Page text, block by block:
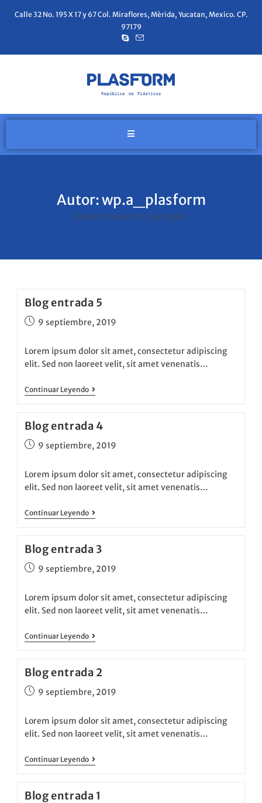
Calle 32 No. 195 X 17 y 67 Col. Miraflores, Mèrida, Yucatan, Mexico. CP.
97179
Autor:wp.a_plasform
El autor ha escrito 5 artículos
Blog entrada 5
9 septiembre, 2019
Lorem ipsum dolor sit amet, consectetur adipiscing
elit. Sed non laoreet velit, sit amet venenatis…
Continuar Leyendo
Blog entrada 4
9 septiembre, 2019
Lorem ipsum dolor sit amet, consectetur adipiscing
elit. Sed non laoreet velit, sit amet venenatis…
Continuar Leyendo
Blog entrada 3
9 septiembre, 2019
Lorem ipsum dolor sit amet, consectetur adipiscing
elit. Sed non laoreet velit, sit amet venenatis…
Continuar Leyendo
Blog entrada 2
9 septiembre, 2019
Lorem ipsum dolor sit amet, consectetur adipiscing
elit. Sed non laoreet velit, sit amet venenatis…
Continuar Leyendo
Blog entrada 1